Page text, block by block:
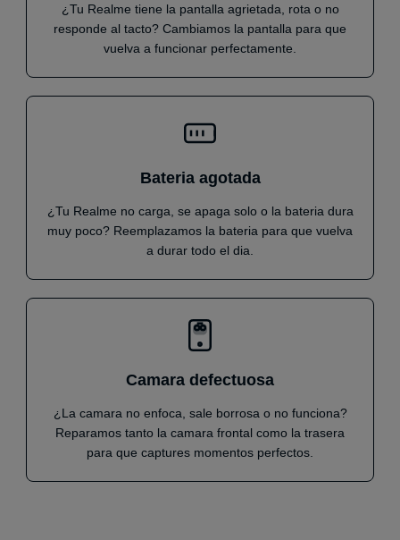
¿Tu Realme tiene la pantalla agrietada, rota o no
responde al tacto? Cambiamos la pantalla para que
vuelva a funcionar perfectamente.
Bateria agotada
¿Tu Realme no carga, se apaga solo o la bateria dura
muy poco? Reemplazamos la bateria para que vuelva
a durar todo el dia.
Camara defectuosa
¿La camara no enfoca, sale borrosa o no funciona?
Reparamos tanto la camara frontal como la trasera
para que captures momentos perfectos.